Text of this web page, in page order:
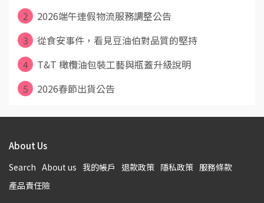
2
2026端午連假物流服務調整公告
3
從食安事件，看見豆油伯對品質的堅持
4
T&T 橄欖油包裝工藝與瓶蓋升級說明
5
2026春節出貨公告
About Us
Search About us 我的帳戶 退款政策 隱私政策 服務條款
產品責任險